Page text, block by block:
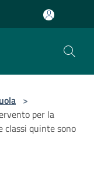
>
per la
classi quinte sono